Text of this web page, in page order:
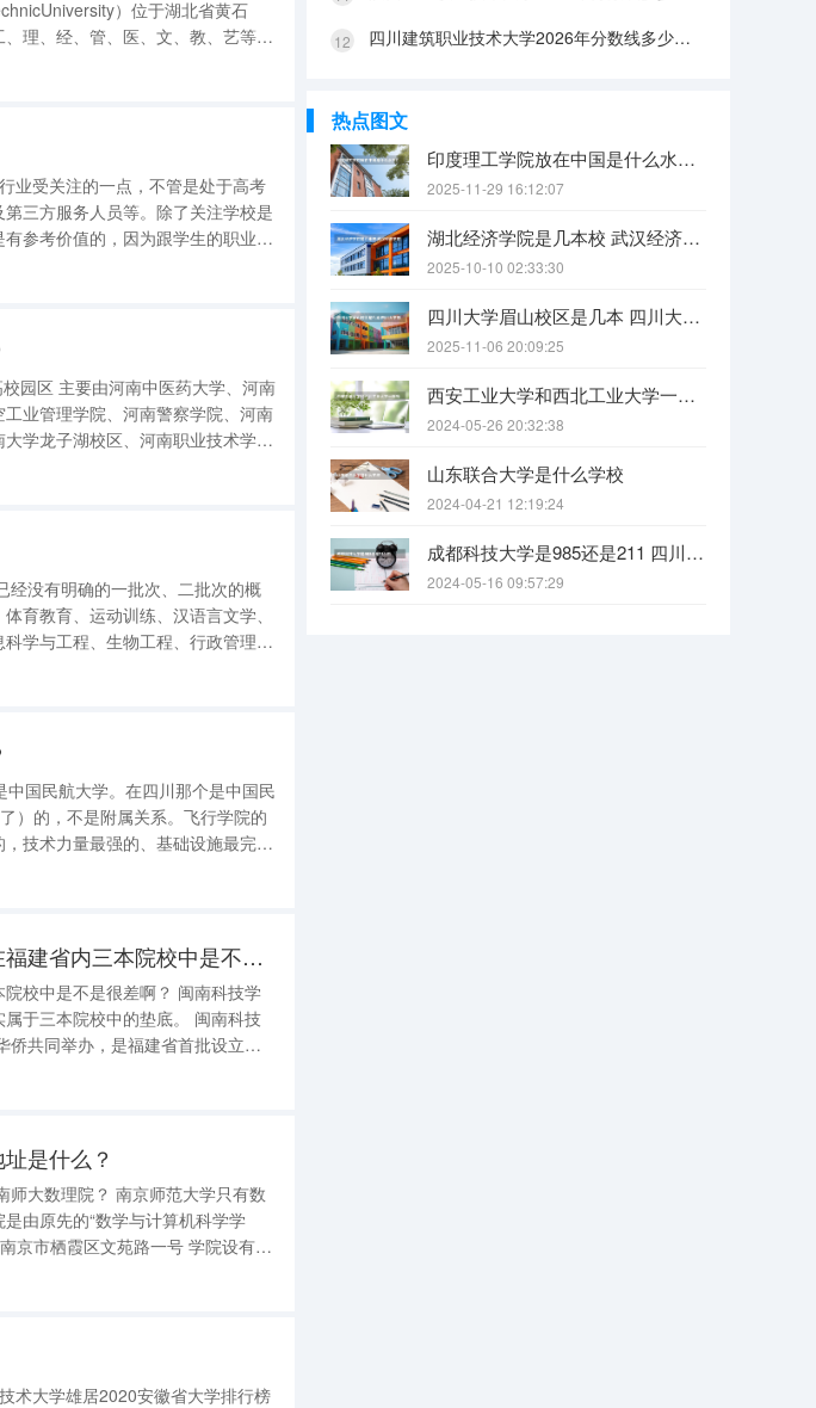
理、经、管、医、文、教、艺等学
三方服务人员等。除了关注学校是
参考价值的，因为跟学生的职业发
的发展并也方便学生的求学之路。
业管理学院、河南警察学院、河南
学龙子湖校区、河南职业技术学院
育教育、运动训练、汉语言文学、
学与工程、生物工程、行政管理、
国民航大学。在四川那个是中国民
技术力量最强的、基础设施最完备
实力还是不如飞行学院。其他方面
闽南科技学院和闽南理工学院哪个好啊？前者在福建省内三本院校中是不是很差啊？
是很差啊？ 闽南科技学
院校中的垫底。 闽南科技
共同举办，是福建省首批设立的
是什么？
师范大学只有数
由原先的“数学与计算机科学学
，数学研究所有条件面向国内外接
术大学雄居2020安徽省大学排行榜
四川建筑职业技术大学2026年分数线多少？四川考生510分能上吗？建筑专业好就业吗？
热点图文
印度理工学院放在中国是什么水平？
2025-11-29 16:12:07
湖北经济学院是几本校 武汉经济学院是几本
2025-10-10 02:33:30
四川大学眉山校区是几本 四川大学锦江学院是几本？咋样？
2025-11-06 20:09:25
西安工业大学和西北工业大学一样吗
2024-05-26 20:32:38
山东联合大学是什么学校
2024-04-21 12:19:24
成都科技大学是985还是211 四川科技大学全国排名
2024-05-16 09:57:29